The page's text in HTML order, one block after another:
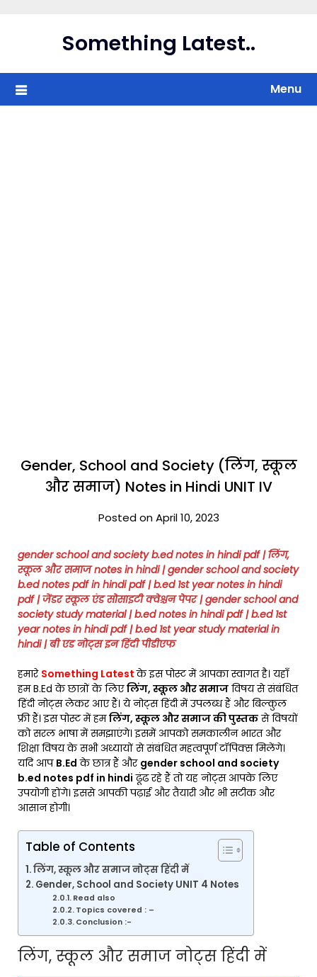
Something Latest..
Menu
Gender, School and Society (लिंग, स्कूल
और समाज) Notes in Hindi UNIT IV
Posted on April 10, 2023
gender school and society b.ed notes in hindi pdf | लिंग,
स्कूल और समाज notes in hindi |gender school and society
b.ed notes pdf in hindi pdf| b.ed 1st year notes in hindi
pdf | जेंडर स्कूल एंड सोसाइटी क्वेश्चन पेपर| gender school and
society study material | b.ed notes in hindi pdf | b.ed 1st
year notes in hindi pdf | b.ed 1st year study material in
hindi | बी एड नोट्स इन हिंदी पीडीएफ
हमारे Something Latestके इस पोस्ट में आपका स्वागत है। यहाँ
हम B.Ed के छात्रों के लिएलिंग, स्कूल और समाज विषय से संबंधित
हिंदी नोट्स लेकर आए हैं। ये नोट्स हिंदी में उपलब्ध हैं और बिल्कुल
फ्री हैं। इस पोस्ट में हमलिंग, स्कूल और समाज की पुस्तकसे विषयों
को सरल भाषा में समझाएंगे। इसमें आपको समकालीन भारत और
शिक्षा विषय के सभी अध्यायों से संबंधित महत्वपूर्ण टॉपिक्स मिलेंगे।
यदि आप B.Ed के छात्र हैं और gender school and society
b.ed notes pdf in hindi ढूंढ रहे हैं तो यह नोट्स आपके लिए
उपयोगी होंगे। इससे आपकी पढ़ाई और तैयारी और भी सटीक और
आसान होगी।
Table of Contents
लिंग, स्कूल और समाज नोट्स हिंदी में
Gender, School and Society UNIT 4 Notes
Read also
Topics covered : –
Conclusion :-
लिंग, स्कूल और समाज नोट्स हिंदी में